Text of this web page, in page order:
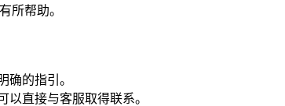
所帮助。
确的指引。
以直接与客服取得联系。